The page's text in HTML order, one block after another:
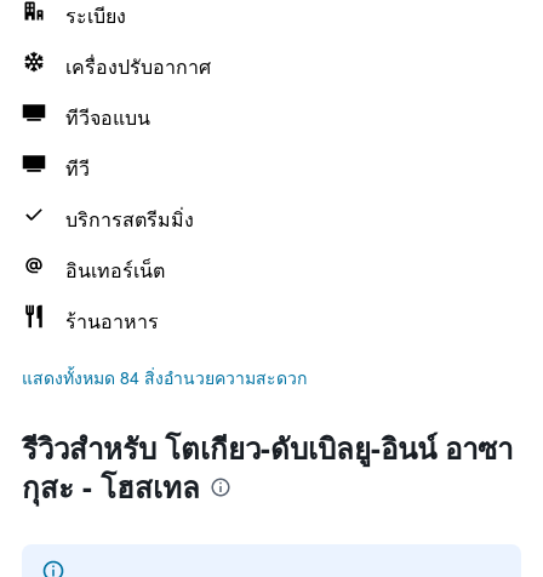
ระเบียง
เครื่องปรับอากาศ
ทีวีจอแบน
ทีวี
บริการสตรีมมิ่ง
อินเทอร์เน็ต
ร้านอาหาร
แสดงทั้งหมด 84 สิ่งอำนวยความสะดวก
รีวิวสำหรับ โตเกียว-ดับเบิลยู-อินน์ อาซา
กุสะ - โฮสเทล